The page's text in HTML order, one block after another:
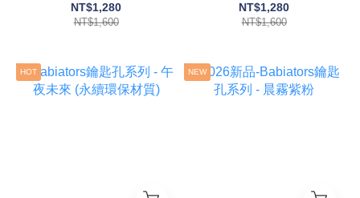
質)
NT$1,280
NT$1,600
材質)
NT$1,280
NT$1,600
HOT NEW